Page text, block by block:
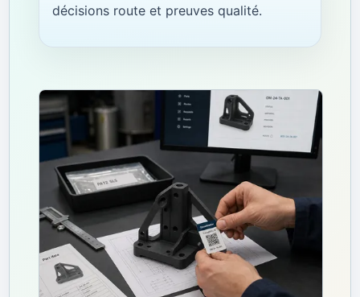
décisions route et preuves qualité.